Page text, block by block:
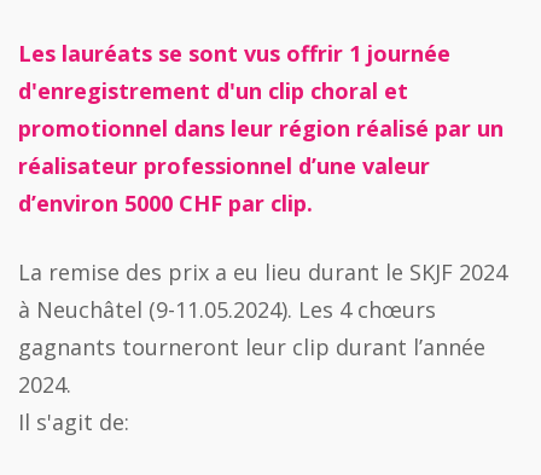
Les lauréats se sont vus offrir 1 journée
d'enregistrement d'un clip choral et
promotionnel dans leur région réalisé par un
réalisateur professionnel d’une valeur
d’environ 5000 CHF par clip.
La remise des prix a eu lieu durant le SKJF 2024
à Neuchâtel (9-11.05.2024). Les 4 chœurs
gagnants tourneront leur clip durant l’année
2024.
Il s'agit de: